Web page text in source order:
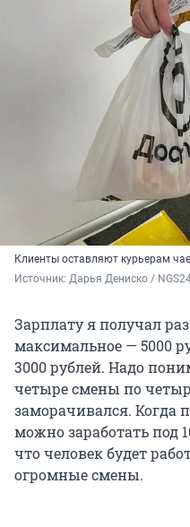
Клиенты оставляют курьерам
Источник: Дарья Дениско /
Зарплату я получал
максимальное — 5000
3000 рублей. Надо
четыре смены по
заморачивался. Когда
можно заработать под
что человек будет
огромные смены.